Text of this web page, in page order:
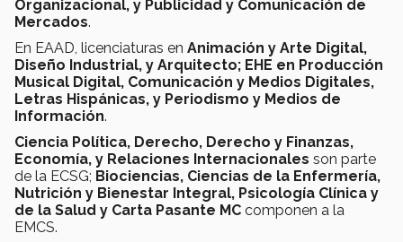
Organizacional, y Publicidad y Comunicación de
Mercados.
En EAAD, licenciaturas en Animación y Arte Digital,
Diseño Industrial, y Arquitecto; EHE en Producción
Musical Digital, Comunicación y Medios Digitales,
Letras Hispánicas, y Periodismo y Medios de
Información.
Ciencia Política, Derecho, Derecho y Finanzas,
Economía, y Relaciones Internacionales son parte
de la ECSG; Biociencias, Ciencias de la Enfermería,
Nutrición y Bienestar Integral, Psicología Clínica y
de la Salud y Carta Pasante MC componen a la
EMCS.